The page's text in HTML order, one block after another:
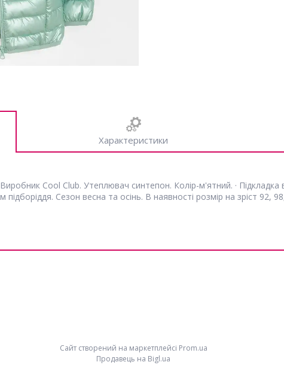
Характеристики
Cool Club. Утеплювач синтепон. Колір-м'ятний. · Підкладка
підборіддя. Сезон весна та осінь. В наявності розмір на зріст 92,
Сайт створений на маркетплейсі Prom.ua
Продавець на Bigl.ua